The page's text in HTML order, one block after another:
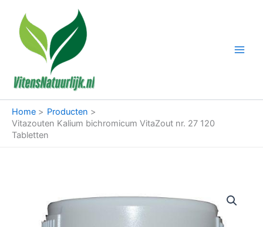
inhoud
Home
Producten
Vitazouten Kalium bichromicum VitaZout nr. 27 120
Tabletten